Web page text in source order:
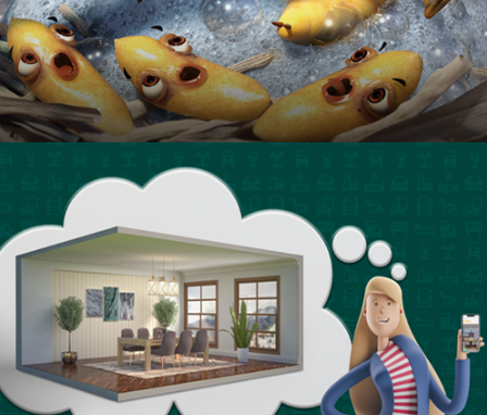
CAMPINAS SHOPPING MÓVEIS